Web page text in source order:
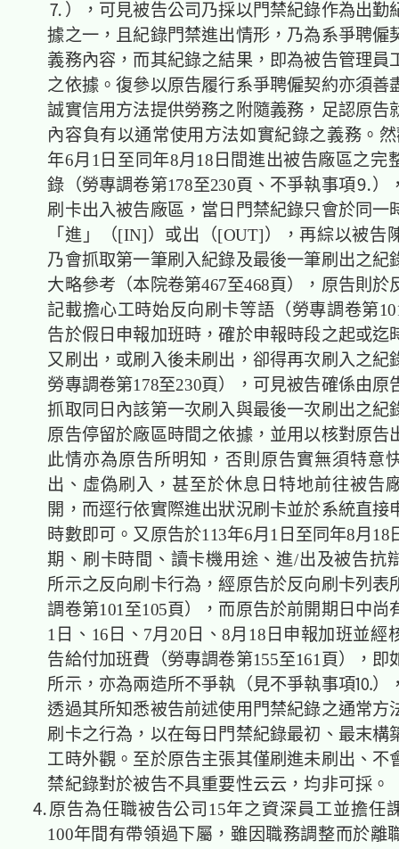
⒎），可見被告公司乃採以門禁紀錄作為出勤
據之一，且紀錄門禁進出情形，乃為系爭聘僱
義務內容，而其紀錄之結果，即為被告管理員
之依據。復參以原告履行系爭聘僱契約亦須善
誠實信用方法提供勞務之附隨義務，足認原告
內容負有以通常使用方法如實紀錄之義務。
年6月1日至同年8月18日間進出被告廠區之完
錄（勞專調卷第178至230頁、不爭執事項⒐）
刷卡出入被告廠區，當日門禁紀錄只會於同一
「進」（[IN]）或出（[OUT]），再綜以被告
乃會抓取第一筆刷入紀錄及最後一筆刷出之紀
大略參考（本院卷第467至468頁），原告則於
記載擔心工時始反向刷卡等語（勞專調卷第
告於假日申報加班時，確於申報時段之起或迄
又刷出，或刷入後未刷出，卻得再次刷入之紀
勞專調卷第178至230頁），可見被告確係由原
抓取同日內該第一次刷入與最後一次刷出之紀
原告停留於廠區時間之依據，並用以核對原告
此情亦為原告所明知，否則原告實無須特意
出、虛偽刷入，甚至於休息日特地前往被告
開，而逕行依實際進出狀況刷卡並於系統直接
時數即可。又原告於113年6月1日至同年8月18
期、刷卡時間、讀卡機用途、進/出及被告抗
所示之反向刷卡行為，經原告於反向刷卡列表
調卷第101至105頁），而原告於前開期日中尚
1日、16日、7月20日、8月18日申報加班並經
告給付加班費（勞專調卷第155至161頁），即
所示，亦為兩造所不爭執（見不爭執事項⒑）
透過其所知悉被告前述使用門禁紀錄之通常方
刷卡之行為，以在每日門禁紀錄最初、最末構
工時外觀。至於原告主張其僅刷進未刷出、不
禁紀錄對於被告不具重要性云云，均非可採。
⒋原告為任職被告公司15年之資深員工並擔任
100年間有帶領過下屬，雖因職務調整而於離